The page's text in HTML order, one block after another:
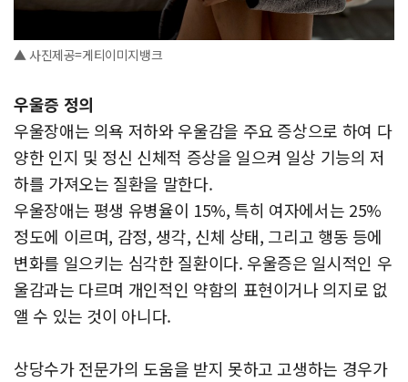
▲ 사진제공=게티이미지뱅크
우울증 정의
우울장애는 의욕 저하와 우울감을 주요 증상으로 하여 다
양한 인지 및 정신 신체적 증상을 일으켜 일상 기능의 저
하를 가져오는 질환을 말한다.
우울장애는 평생 유병율이 15%, 특히 여자에서는 25%
정도에 이르며, 감정, 생각, 신체 상태, 그리고 행동 등에
변화를 일으키는 심각한 질환이다. 우울증은 일시적인 우
울감과는 다르며 개인적인 약함의 표현이거나 의지로 없
앨 수 있는 것이 아니다.
상당수가 전문가의 도움을 받지 못하고 고생하는 경우가